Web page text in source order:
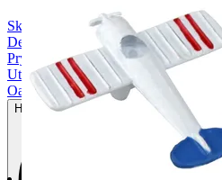
Skala 1:12
Dekoration
Prylpaket|
Utomhus|
Oanvänt
Helt ny och aldrig använd